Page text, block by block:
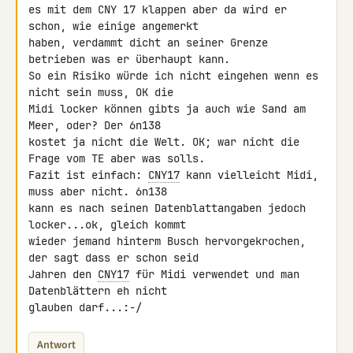
es mit dem CNY 17 klappen aber da wird er
schon, wie einige angemerkt
haben, verdammt dicht an seiner Grenze
betrieben was er überhaupt kann.
So ein Risiko würde ich nicht eingehen wenn es
nicht sein muss, OK die
Midi locker können gibts ja auch wie Sand am
Meer, oder? Der 6n138
kostet ja nicht die Welt. OK; war nicht die
Frage vom TE aber was solls.
Fazit ist einfach: CNY17 kann vielleicht Midi,
muss aber nicht. 6n138
kann es nach seinen Datenblattangaben jedoch
locker...ok, gleich kommt
wieder jemand hinterm Busch hervorgekrochen,
der sagt dass er schon seid
Jahren den CNY17 für Midi verwendet und man
Datenblättern eh nicht
glauben darf...:-/
Antwort